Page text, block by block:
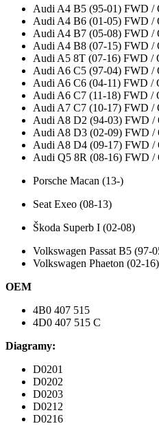
Audi A4 B5 (95-01) FWD /
Audi A4 B6 (01-05) FWD /
Audi A4 B7 (05-08) FWD /
Audi A4 B8 (07-15) FWD /
Audi A5 8T (07-16) FWD /
Audi A6 C5 (97-04) FWD /
Audi A6 C6 (04-11) FWD /
Audi A6 C7 (11-18) FWD /
Audi A7 C7 (10-17) FWD /
Audi A8 D2 (94-03) FWD /
Audi A8 D3 (02-09) FWD /
Audi A8 D4 (09-17) FWD /
Audi Q5 8R (08-16) FWD /
Porsche Macan (13-)
Seat Exeo (08-13)
Škoda Superb I (02-08)
Volkswagen Passat B5
Volkswagen Phaeton (02-
OEM
4B0 407 515
4D0 407 515 C
Diagramy:
D0201
D0202
D0203
D0212
D0216